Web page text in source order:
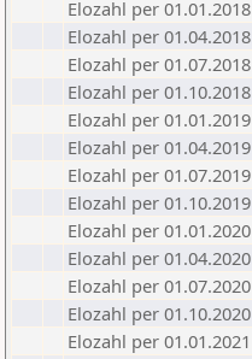
Elozahl per 01.01.2018
Elozahl per 01.04.2018
Elozahl per 01.07.2018
Elozahl per 01.10.2018
Elozahl per 01.01.2019
Elozahl per 01.04.2019
Elozahl per 01.07.2019
Elozahl per 01.10.2019
Elozahl per 01.01.2020
Elozahl per 01.04.2020
Elozahl per 01.07.2020
Elozahl per 01.10.2020
Elozahl per 01.01.2021